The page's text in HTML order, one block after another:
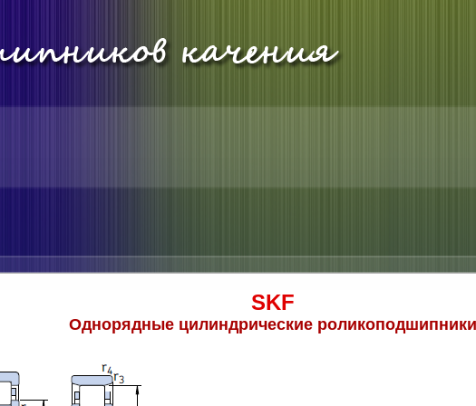
SKF
Однорядные цилиндрические роликоподшипники